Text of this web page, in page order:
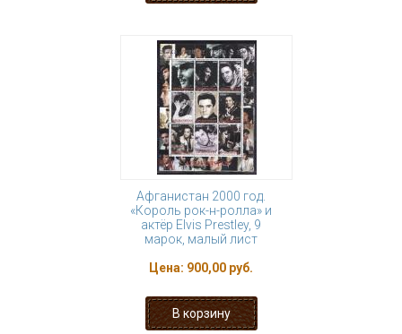
Афганистан 2000 год.
«Король рок-н-ролла» и
актёр Elvis Prestley, 9
марок, малый лист
Цена: 900,00 руб.